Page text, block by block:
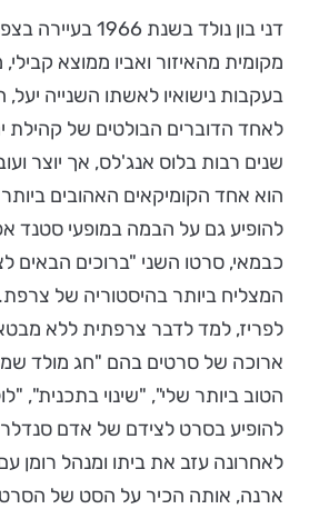
דני בון נולד בשנת
מקומית מהאיזור ואביו ממוצא קבילי,
בעקבות נישואיו לאשתו השנייה יעל,
לאחד הדוברים הבולטים של קהילת
שנים רבות בלוס אנג'לס, אך יוצר
הוא אחד הקומיקאים האהובים
להופיע גם על הבמה במופעי סטנד
כבמאי, סרטו השני "ברוכים הבאים
המצליח ביותר בהיסטוריה של צרפת.
לפריז, למד לדבר צרפתית ללא מבטא
ארוכה של סרטים בהם "חג מולד
הטוב ביותר שלי", "שינוי בתכנית",
להופיע בסרט לצידם של אדם סנדלר
לאחרונה עזב את ביתו ומנהל רומן
ארנה, אותה הכיר על הסט של הסרט